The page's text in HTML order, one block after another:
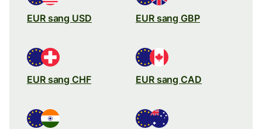
EUR sang USD EUR sang GBP
EUR sang CHF EUR sang CAD